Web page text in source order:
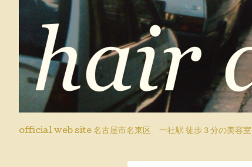
official web site 名古屋市名東区 一社駅 徒歩３分の美容室